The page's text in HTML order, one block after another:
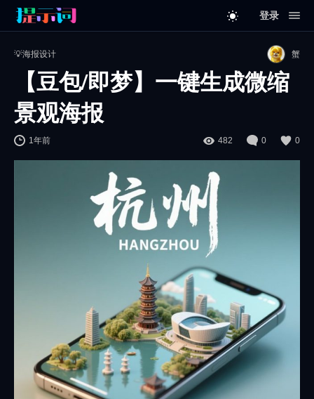
登录
💡海报设计 蟹
【豆包/即梦】一键生成微缩
景观海报
1年前 482 0 0